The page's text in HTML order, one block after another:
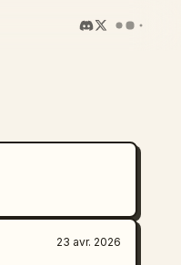
23 avr. 2026